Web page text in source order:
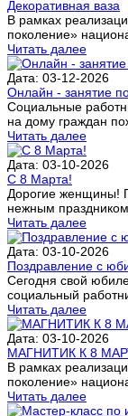
Декоративная ваза
В рамках
поколение»
Читать далее
Дата: 03-12-2026
Онлайн - занятие
Социальные
на дому граждан
Читать далее
Дата: 03-10-2026
С 8 Марта!
Дорогие женщины!
нежным
Читать далее
Дата: 03-10-2026
Поздравление с
Сегодня свой
социальный
Читать далее
Дата: 03-10-2026
МАГНИТИК К 8
В рамках
поколение»
Читать далее